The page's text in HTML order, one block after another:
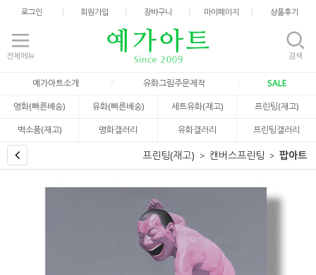
로그인 회원가입 장바구니 마이페이지 상품후기
전체메뉴 검색
예가아트소개 유화그림주문제작
SALE
명화(빠른배송)
유화(빠른배송) 세트유화(재고)
프린팅(재고)
벽소품(재고)
명화갤러리 유화갤러리 프린팅갤러리
프린팅(재고) 캔버스프린팅 팝아트